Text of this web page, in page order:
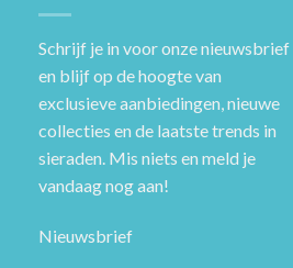
Schrijf je in voor onze nieuwsbrief
en blijf op de hoogte van
exclusieve aanbiedingen, nieuwe
collecties en de laatste trends in
sieraden. Mis niets en meld je
vandaag nog aan!
Nieuwsbrief